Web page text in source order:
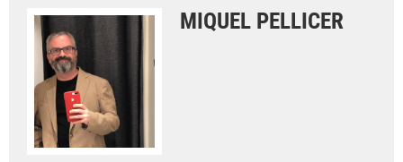
MIQUEL PELLICER